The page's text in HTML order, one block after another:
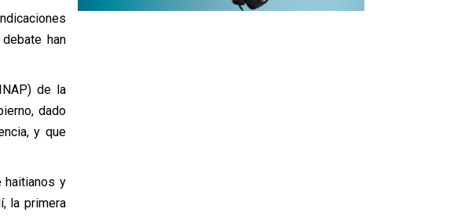
han
de la
dado
y que
haitianos y
la primera